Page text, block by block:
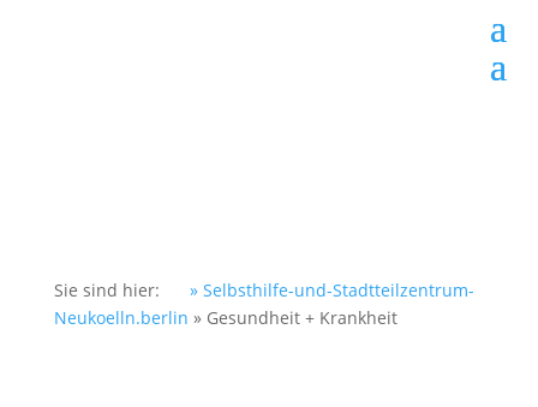
Sie sind hier:
» Selbsthilfe-und-Stadtteilzentrum-
Neukoelln.berlin » Gesundheit + Krankheit